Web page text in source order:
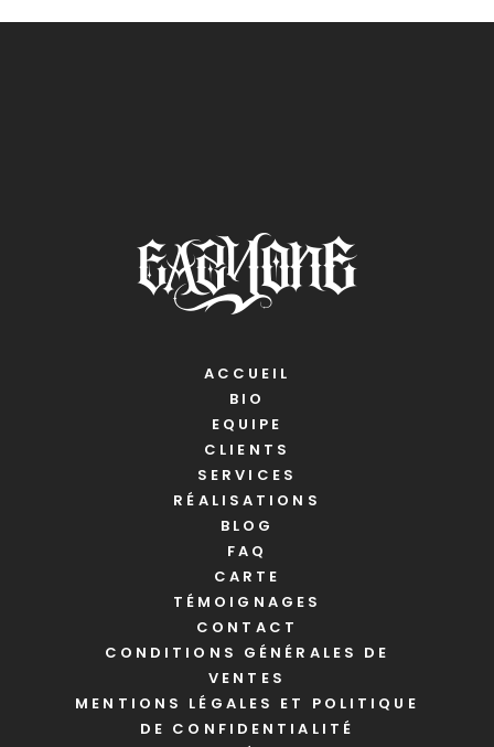
ACCUEIL
BIO
EQUIPE
CLIENTS
SERVICES
RÉALISATIONS
BLOG
FAQ
CARTE
TÉMOIGNAGES
CONTACT
CONDITIONS GÉNÉRALES DE
VENTES
MENTIONS LÉGALES ET POLITIQUE
DE CONFIDENTIALITÉ